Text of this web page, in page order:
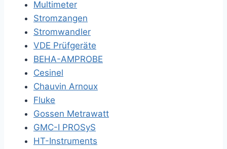
Multimeter
Stromzangen
Stromwandler
VDE Prüfgeräte
BEHA-AMPROBE
Cesinel
Chauvin Arnoux
Fluke
Gossen Metrawatt
GMC-I PROSyS
HT-Instruments